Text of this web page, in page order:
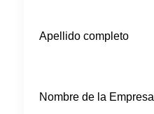
Apellido completo
Nombre de la Empresa